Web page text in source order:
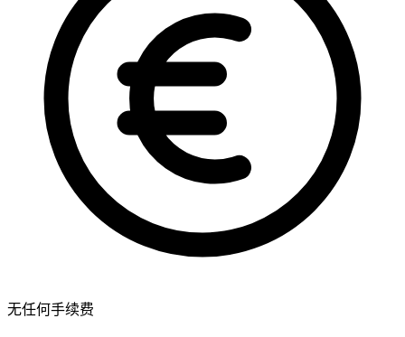
无任何手续费